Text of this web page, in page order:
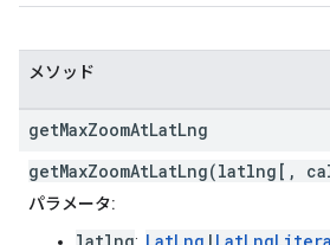
メソッド
getMaxZoomAtLatLng
getMaxZoomAtLatLng(latlng[,
パラメータ: